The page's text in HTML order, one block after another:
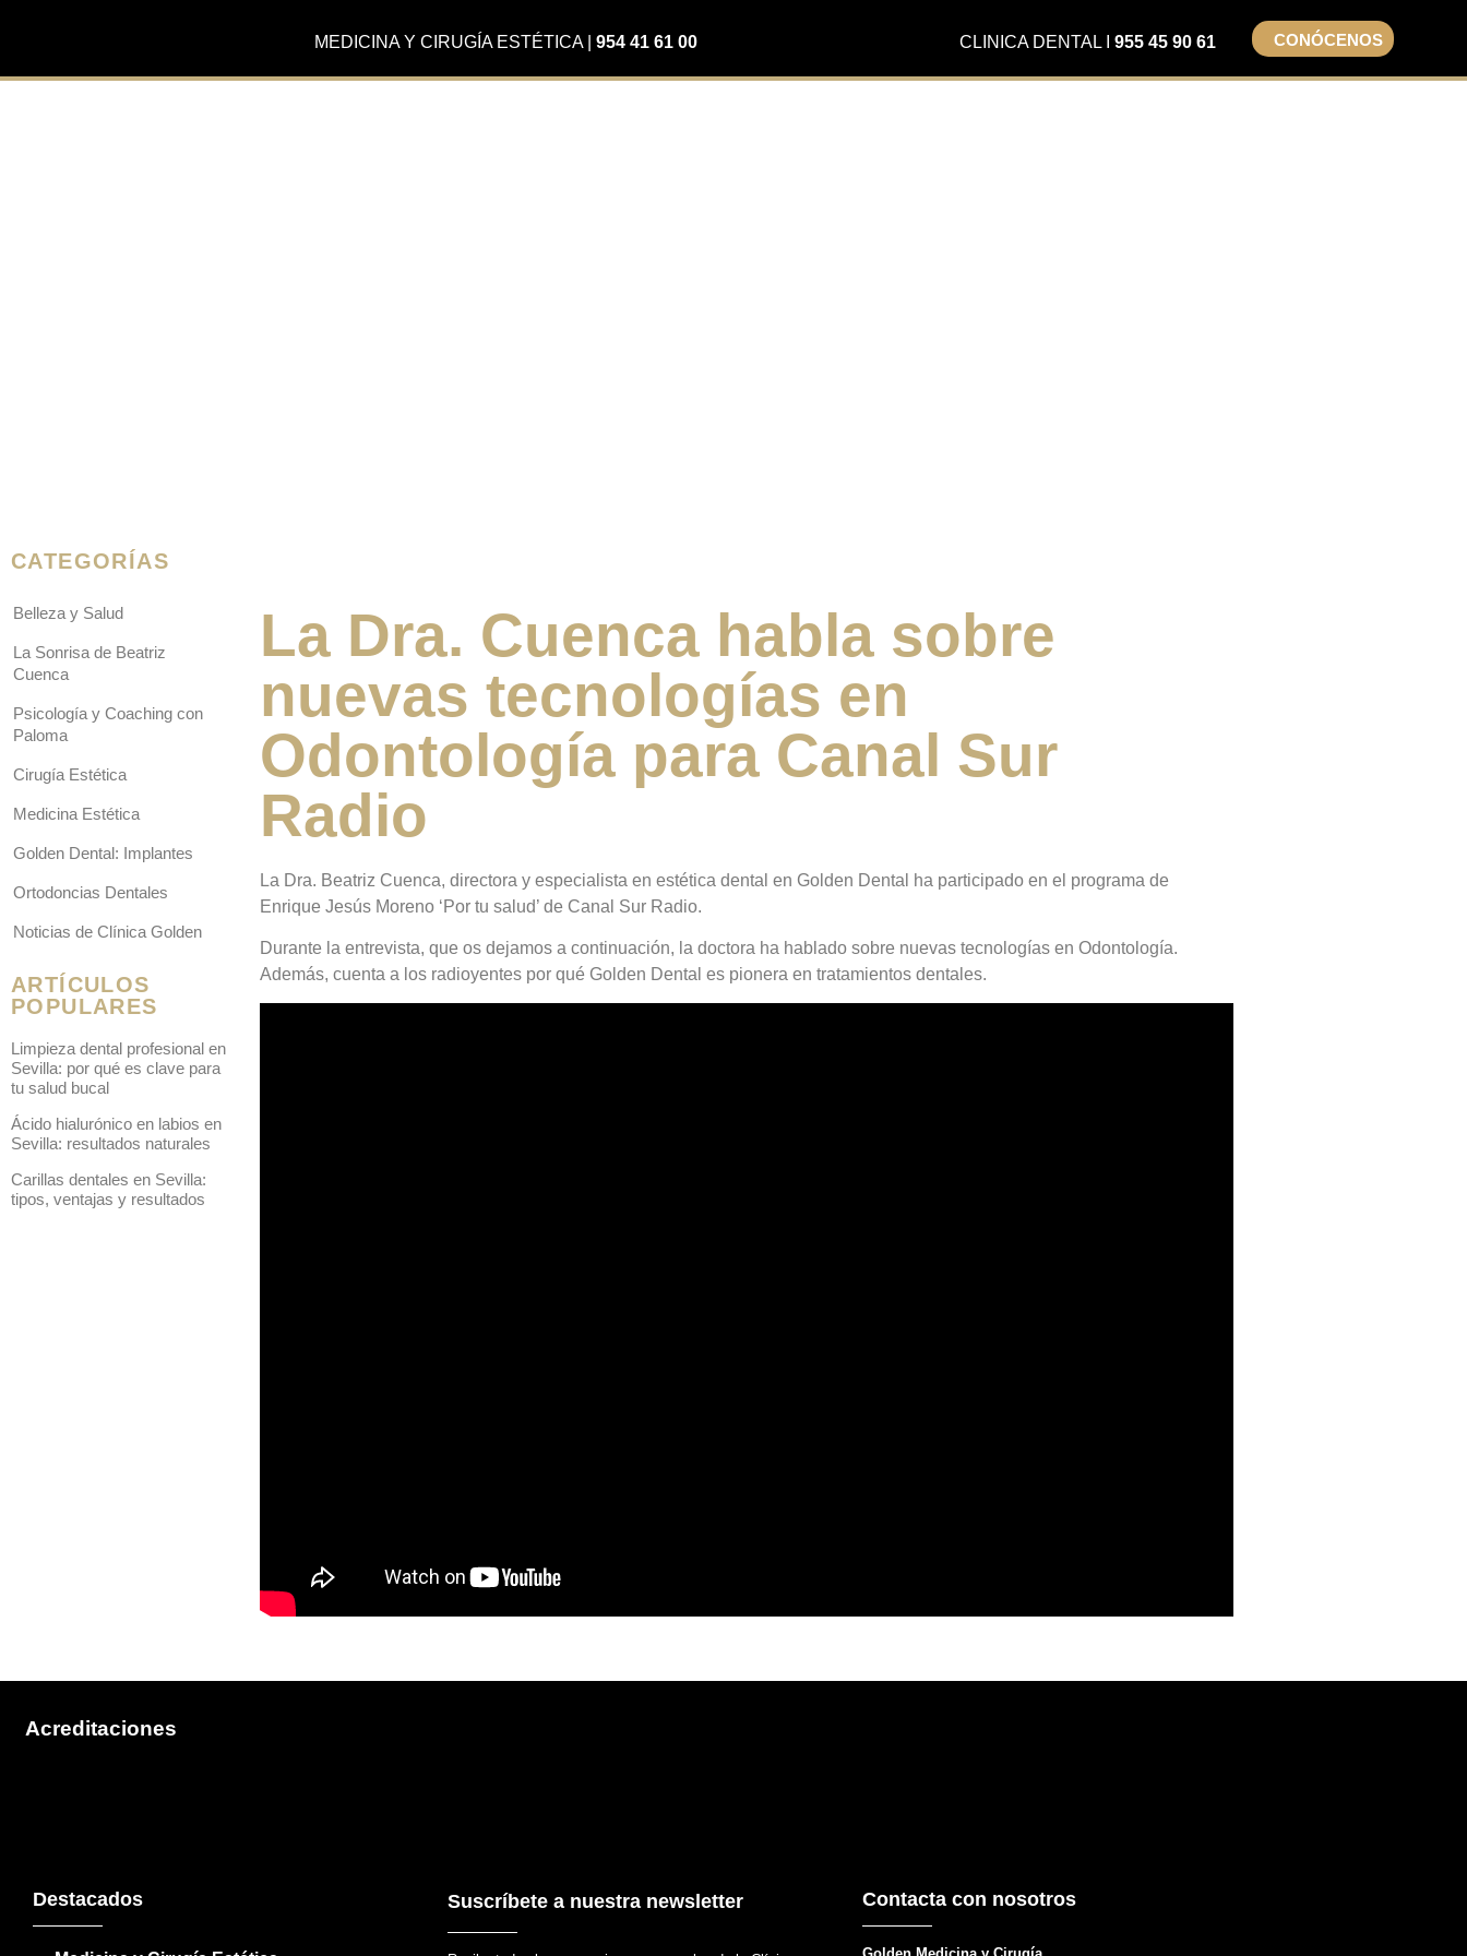
MEDICINA Y CIRUGÍA ESTÉTICA|954 41 61 00 CLINICA DENTAL I 955 45 90 61 CONÓCENOS
CATEGORÍAS
Belleza y Salud
La Sonrisa de Beatriz
Cuenca
Psicología y Coaching con
Paloma
Cirugía Estética
Medicina Estética
Golden Dental: Implantes
Ortodoncias Dentales
Noticias de Clínica Golden
ARTÍCULOS
POPULARES
Limpieza dental profesional en
Sevilla: por qué es clave para
tu salud bucal
Ácido hialurónico en labios en
Sevilla: resultados naturales
Carillas dentales en Sevilla:
tipos, ventajas y resultados
La Dra. Cuenca habla sobre
nuevas tecnologías en
Odontología para Canal Sur
Radio
La Dra. Beatriz Cuenca, directora y especialista en estética dental en Golden Dental ha participado en el programa de
Enrique Jesús Moreno ‘Por tu salud’ de Canal Sur Radio.
Durante la entrevista, que os dejamos a continuación, la doctora ha hablado sobre nuevas tecnologías en Odontología.
Además, cuenta a los radioyentes por qué Golden Dental es pionera en tratamientos dentales.
Acreditaciones
Destacados Suscríbete a nuestra newsletter Contacta con nosotros